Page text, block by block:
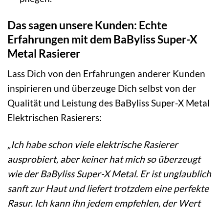
Das sagen unsere Kunden: Echte
Erfahrungen mit dem BaByliss Super-X
Metal Rasierer
Lass Dich von den Erfahrungen anderer Kunden
inspirieren und überzeuge Dich selbst von der
Qualität und Leistung des BaByliss Super-X Metal
Elektrischen Rasierers:
„Ich habe schon viele elektrische Rasierer
ausprobiert, aber keiner hat mich so überzeugt
wie der BaByliss Super-X Metal. Er ist unglaublich
sanft zur Haut und liefert trotzdem eine perfekte
Rasur. Ich kann ihn jedem empfehlen, der Wert